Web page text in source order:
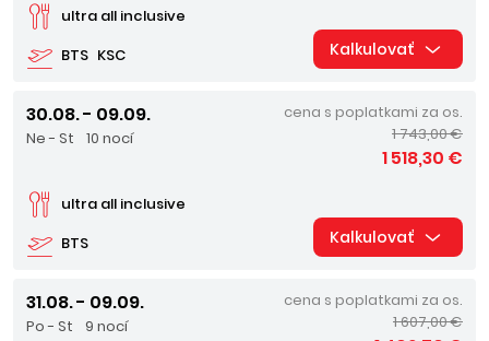
BTS KSC
ultra all inclusive
Kalkulovať
30.08. - 09.09.
Ne - St 10 nocí
BTS
ultra all inclusive
cena s poplatkami za os.
1 743,00 €
1 518,30 €
Kalkulovať
31.08. - 09.09.
Po - St 9 nocí
cena s poplatkami za os.
1 607,00 €